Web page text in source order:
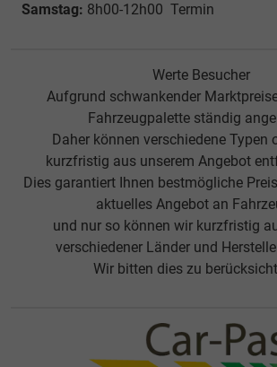
Samstag: 8h00-12h00 Termin
Werte Besucher
Aufgrund schwankender
Fahrzeugpalette ständig
Daher können verschiedene Typen
kurzfristig aus unserem Angebot
Dies garantiert Ihnen bestmögliche
aktuelles Angebot an
und nur so können wir kurzfristig
verschiedener Länder und
Wir bitten dies zu